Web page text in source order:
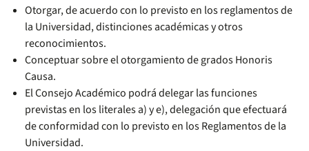
Otorgar, de acuerdo con lo previsto en los reglamentos de
la Universidad, distinciones académicas y otros
reconocimientos.
Conceptuar sobre el otorgamiento de grados Honoris
Causa.
El Consejo Académico podrá delegar las funciones
previstas en los literales a) y e), delegación que efectuará
de conformidad con lo previsto en los Reglamentos de la
Universidad.